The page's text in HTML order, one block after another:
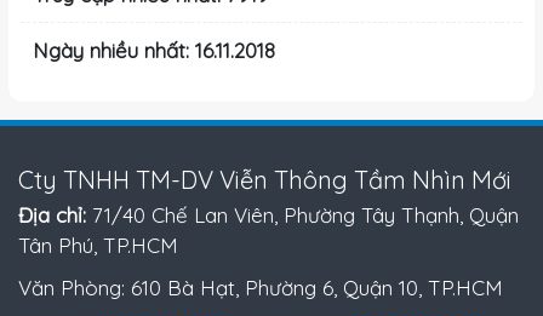
Ngày nhiều nhất: 16.11.2018
Cty TNHH TM-DV Viễn Thông Tầm Nhìn Mới
Địa chỉ: 71/40 Chế Lan Viên, Phường Tây Thạnh, Quận
Tân Phú, TP.HCM
Văn Phòng: 610 Bà Hạt, Phường 6, Quận 10, TP.HCM